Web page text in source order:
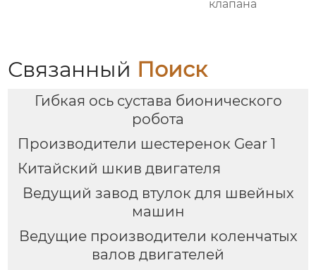
клапана
Связанный Поиск
Гибкая ось сустава бионического
робота
Производители шестеренок Gear 1
Китайский шкив двигателя
Ведущий завод втулок для швейных
машин
Ведущие производители коленчатых
валов двигателей